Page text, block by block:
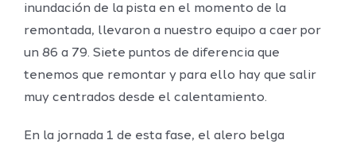
inundación de la pista en el momento de la
remontada, llevaron a nuestro equipo a caer por
un 86 a 79. Siete puntos de diferencia que
tenemos que remontar y para ello hay que salir
muy centrados desde el calentamiento.
En la jornada 1 de esta fase, el alero belga